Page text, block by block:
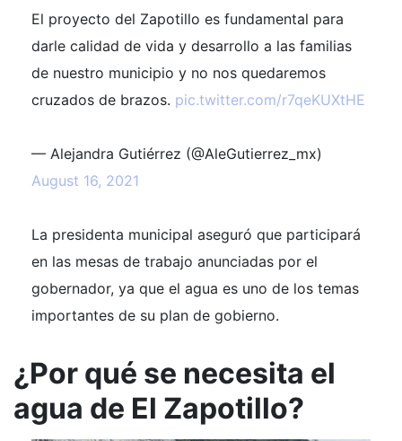
El proyecto del Zapotillo es fundamental para
darle calidad de vida y desarrollo a las familias
de nuestro municipio y no nos quedaremos
cruzados de brazos. pic.twitter.com/r7qeKUXtHE
— Alejandra Gutiérrez (@AleGutierrez_mx)
August 16, 2021
La presidenta municipal aseguró que participará
en las mesas de trabajo anunciadas por el
gobernador, ya que el agua es uno de los temas
importantes de su plan de gobierno.
¿Por qué se necesita el
agua de El Zapotillo?